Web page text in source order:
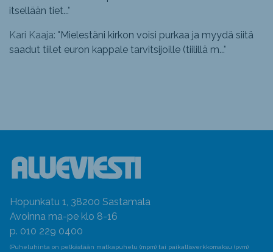
itsellään tiet..."
Kari Kaaja: " Mielestäni kirkon voisi purkaa ja myydä siitä
saadut tiilet euron kappale tarvitsijoille (tiilillä m..."
Hopunkatu 1, 38200 Sastamala
Avoinna ma-pe klo 8-16
p. 010 229 0400
(Puheluhinta on pelkästään matkapuhelu (mpm) tai paikallisverkkomaksu (pvm)